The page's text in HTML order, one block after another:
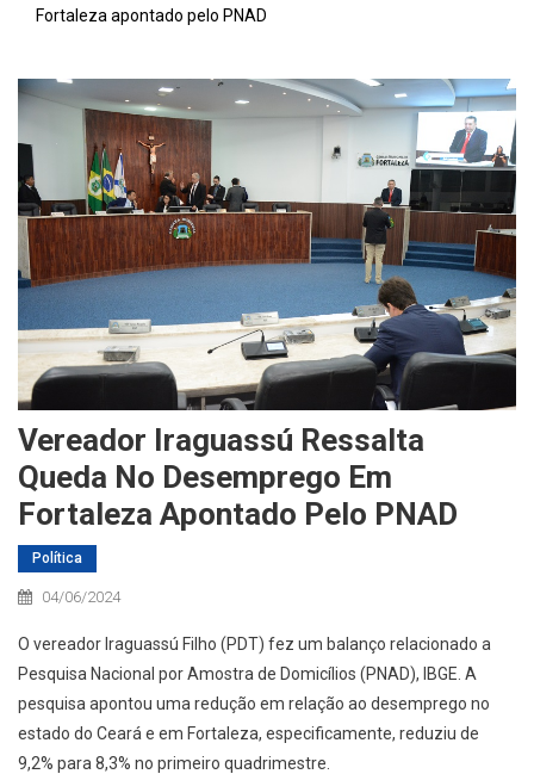
Fortaleza apontado pelo PNAD
Vereador Iraguassú Ressalta
Queda No Desemprego Em
Fortaleza Apontado Pelo PNAD
Política
04/06/2024
O vereador Iraguassú Filho (PDT) fez um balanço relacionado a
Pesquisa Nacional por Amostra de Domicílios (PNAD), IBGE. A
pesquisa apontou uma redução em relação ao desemprego no
estado do Ceará e em Fortaleza, especificamente, reduziu de
9,2% para 8,3% no primeiro quadrimestre.